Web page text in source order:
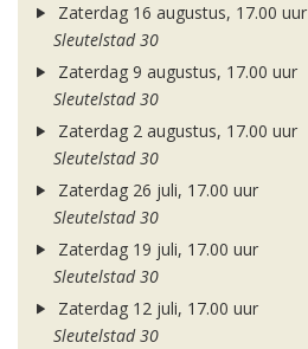
Zaterdag 16 augustus, 17.00 uur
Sleutelstad 30
Zaterdag 9 augustus, 17.00 uur
Sleutelstad 30
Zaterdag 2 augustus, 17.00 uur
Sleutelstad 30
Zaterdag 26 juli, 17.00 uur
Sleutelstad 30
Zaterdag 19 juli, 17.00 uur
Sleutelstad 30
Zaterdag 12 juli, 17.00 uur
Sleutelstad 30